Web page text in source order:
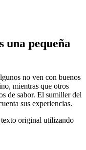
una pequeña
no ven con buenos
mientras que otros
de sabor. El sumiller del
sus experiencias.
texto original utilizando